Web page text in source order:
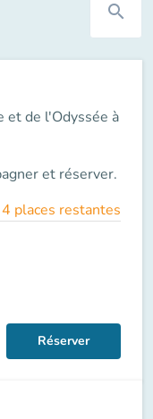
search
et de l'Odyssée à
et réserver.
4 places restantes
Réserver